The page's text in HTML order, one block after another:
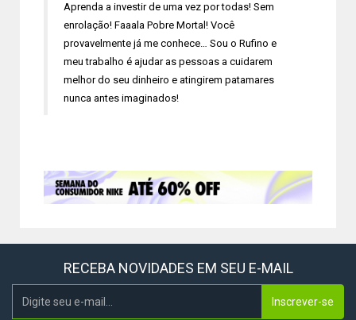
Aprenda a investir de uma vez por todas! Sem
enrolação! Faaala Pobre Mortal! Você
provavelmente já me conhece… Sou o Rufino e
meu trabalho é ajudar as pessoas a cuidarem
melhor do seu dinheiro e atingirem patamares
nunca antes imaginados!
RECEBA NOVIDADES EM SEU E-MAIL
Inscrever-se